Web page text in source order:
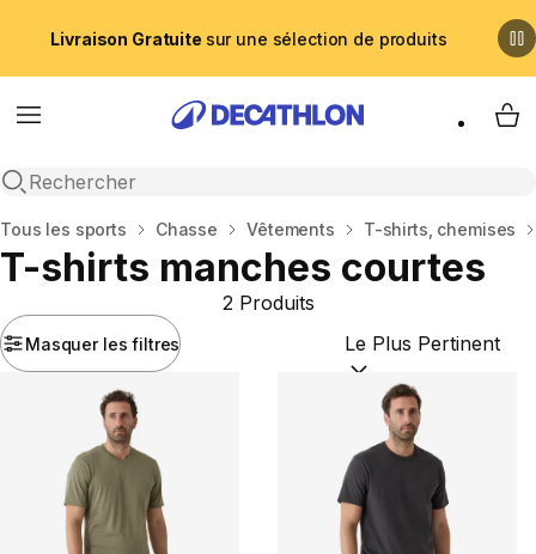
Livraison Gratuite sur une sélection de produits
Menu
Recherche ouverte
My
Accueil
Tous les sports Chasse Vêtements T-shirts, chemises
T-shirts manches courtes
Masquer les filtres
2 Produits
Trier par :(optional)